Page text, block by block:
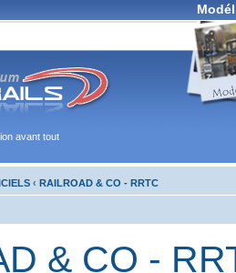
avant tout
‹ RAILROAD & CO - RRTC
& CO -